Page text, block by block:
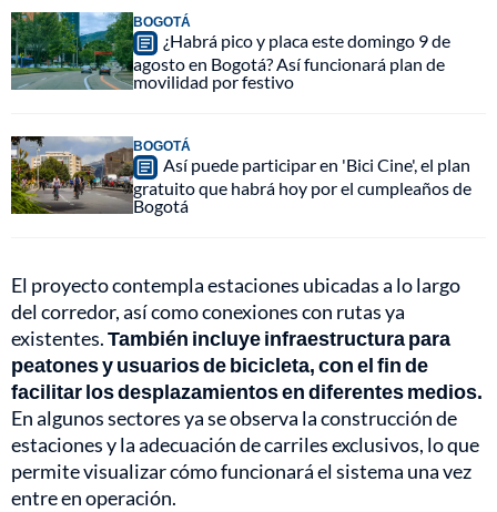
BOGOTÁ
¿Habrá pico y placa este domingo 9 de
agosto en Bogotá? Así funcionará plan de
movilidad por festivo
BOGOTÁ
Así puede participar en 'Bici Cine', el plan
gratuito que habrá hoy por el cumpleaños de
Bogotá
El proyecto contempla estaciones ubicadas a lo largo
del corredor, así como conexiones con rutas ya
existentes.También incluye infraestructura para
peatones y usuarios de bicicleta, con el fin de
facilitar los desplazamientos en diferentes medios.
En algunos sectores ya se observa la construcción de
estaciones y la adecuación de carriles exclusivos, lo que
permite visualizar cómo funcionará el sistema una vez
entre en operación.